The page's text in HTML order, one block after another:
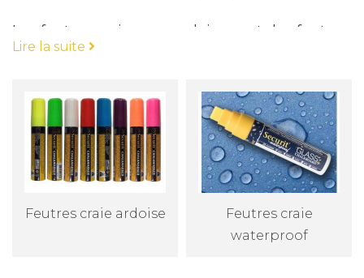
Les feutres craie pour ardoise sont des feutres
spécialement conçus pour écrire sur des
noirs, les surfaces en verre ou en céramique.
Ils sont appelés "feutres craie" parce qu'ils ont
l'apparence d'une craie, mais offrent la
commodité et la propreté d'un marqueur. Les
variété de couleurs vives et peuvent être
Lire la suite
Feutres craie ardoise
Feutres craie
waterproof